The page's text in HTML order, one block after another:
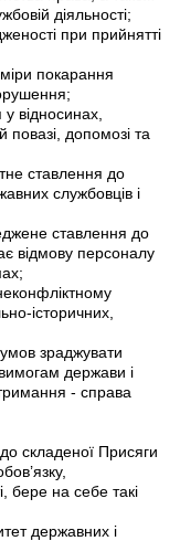
діяльності;
при прийнятті
покарання
відносинах,
повазі, допомозі та
ставлення до
службовців і
ставлення до
відмову персоналу
історичних,
зраджувати
держави і
- справа
складеної Присяги
бере на себе такі
державних і